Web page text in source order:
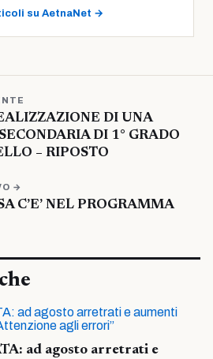
su AetnaNet →
DI UNA
DI 1° GRADO
– RIPOSTO
→
C’E’ NEL PROGRAMMA
ad agosto arretrati e